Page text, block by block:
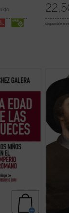
disponible en
través de la
lo
sus juguetes,
a ...(ver
Elcano,
acerca al
voces de
a través
legajos
contar una